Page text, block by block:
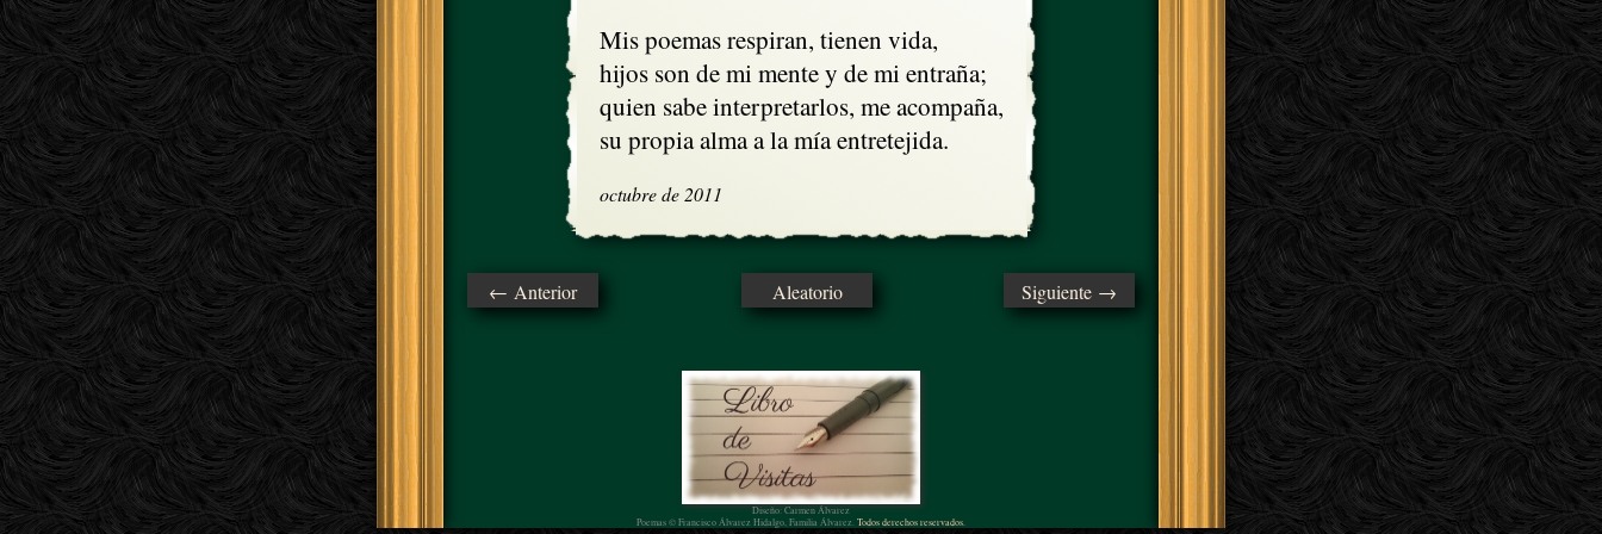
Mis poemas respiran, tienen vida,
hijos son de mi mente y de mi entraña;
quien sabe interpretarlos, me acompaña,
su propia alma a la mía entretejida.
octubre de 2011
← Anterior Aleatorio Siguiente →
Diseño: Carmen Álvarez
Poemas © Francisco Álvarez Hidalgo, Familia Álvarez. Todos derechos reservados.